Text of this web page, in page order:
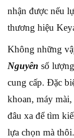
nhận được nếu
thương hiệu
Không những
Nguyên số
cung cấp. Đặc
khoan, máy
đâu xa để tìm
lựa chọn mà thôi.